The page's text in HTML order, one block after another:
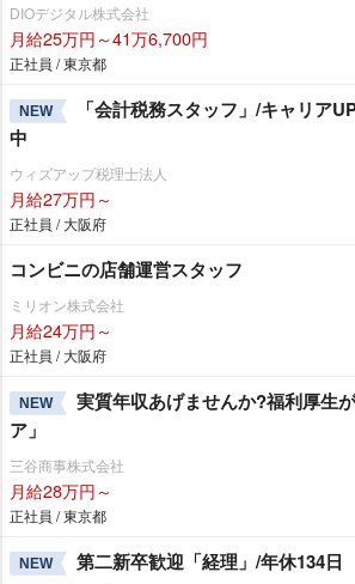
DIOデジタル株式会社
月給25万円～41万6,700円
正社員 / 東京都
NEW
「会計税務スタッフ」/キャリア
中
ウィズアップ税理士法人
月給27万円～
正社員 / 大阪府
コンビニの店舗運営スタッフ
ミリオン株式会社
月給24万円～
正社員 / 大阪府
NEW
実質年収あげませんか?福利厚生
ア」
三谷商事株式会社
月給28万円～
正社員 / 東京都
NEW 第二新卒歓迎「経理」/年休134日